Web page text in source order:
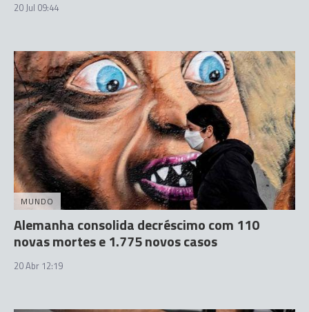
20 Jul 09:44
MUNDO
Alemanha consolida decréscimo com 110
novas mortes e 1.775 novos casos
20 Abr 12:19